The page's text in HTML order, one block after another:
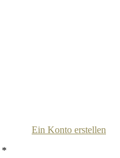
Ein Konto erstellen
*